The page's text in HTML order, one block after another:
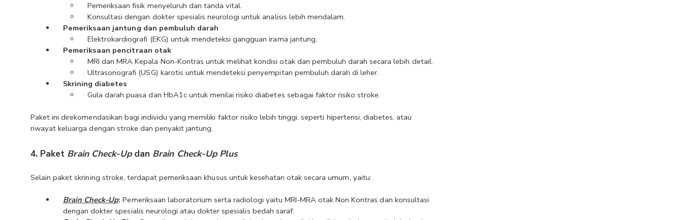
Pemeriksaan fisik menyeluruh dan tanda vital.
Konsultasi dengan dokter spesialis neurologi untuk analisis lebih mendalam.
Pemeriksaan jantung dan pembuluh darah
Elektrokardiografi (EKG) untuk mendeteksi gangguan irama jantung.
Pemeriksaan pencitraan otak
MRI dan MRA Kepala Non-Kontras untuk melihat kondisi otak dan pembuluh darah secara lebih detail.
Ultrasonografi (USG) karotis untuk mendeteksi penyempitan pembuluh darah di leher.
Skrining diabetes
Gula darah puasa dan HbA1c untuk menilai risiko diabetes sebagai faktor risiko stroke.
Paket ini direkomendasikan bagi individu yang memiliki faktor risiko lebih tinggi, seperti hipertensi, diabetes, atau
riwayat keluarga dengan stroke dan penyakit jantung.
4. Paket Brain Check-Up dan Brain Check-Up Plus
Selain paket skrining stroke, terdapat pemeriksaan khusus untuk kesehatan otak secara umum, yaitu:
Brain Check-Up: Pemeriksaan laboratorium serta radiologi yaitu MRI-MRA otak Non Kontras dan konsultasi
dengan dokter spesialis neurologi atau dokter spesialis bedah saraf.